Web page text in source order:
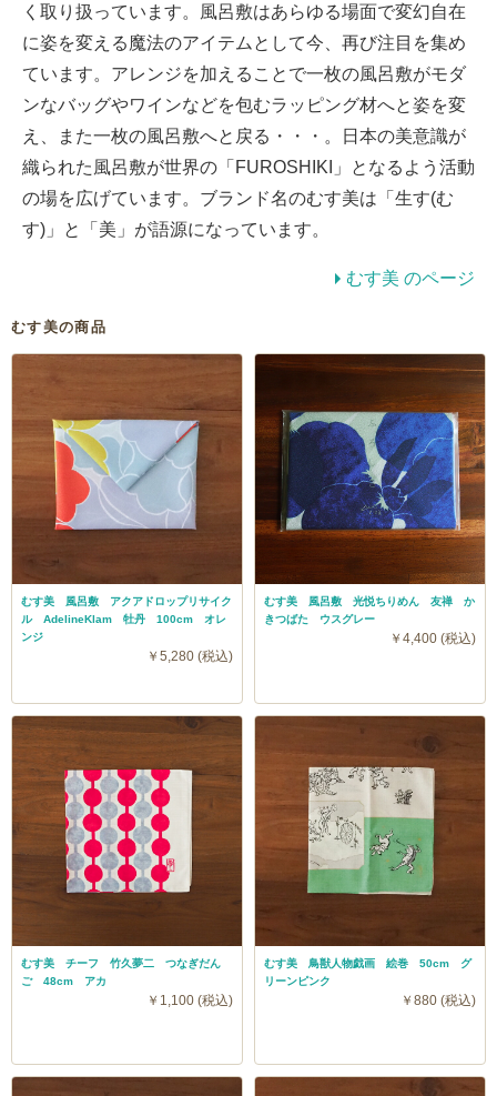
く取り扱っています。風呂敷はあらゆる場面で変幻自在
に姿を変える魔法のアイテムとして今、再び注目を集め
ています。アレンジを加えることで一枚の風呂敷がモダ
ンなバッグやワインなどを包むラッピング材へと姿を変
え、また一枚の風呂敷へと戻る・・・。日本の美意識が
織られた風呂敷が世界の「FUROSHIKI」となるよう活動
の場を広げています。ブランド名のむす美は「生す(む
す)」と「美」が語源になっています。
むす美 のページ
むす美の商品
むす美 風呂敷 アクアドロップリサイク
ル AdelineKlam 牡丹 100cm オレ
ンジ
￥5,280 (税込)
むす美 風呂敷 光悦ちりめん 友禅 か
きつばた ウスグレー
￥4,400 (税込)
むす美 チーフ 竹久夢二 つなぎだん
ご 48cm アカ
￥1,100 (税込)
むす美 鳥獣人物戯画 絵巻 50cm グ
リーンピンク
￥880 (税込)